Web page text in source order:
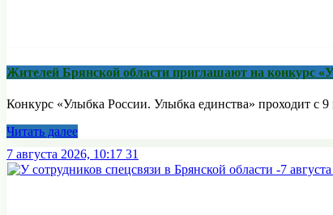
Жителей Брянской области приглашают на конкурс
Конкурс «Улыбка России. Улыбка единства» проходит с
Читать далее
7 августа 2026, 10:17 31